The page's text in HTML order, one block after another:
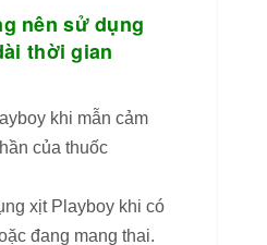
nên sử dụng
thời gian
khi mẫn cảm
của thuốc
xịt Playboy khi có
đang mang thai.